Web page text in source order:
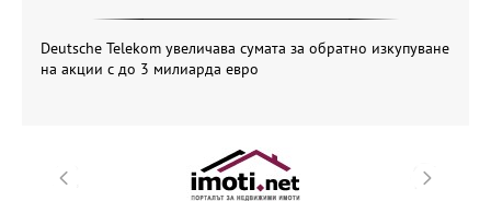
Deutsche Telekom увеличава сумата за обратно изкупуване
на акции с до 3 милиарда евро